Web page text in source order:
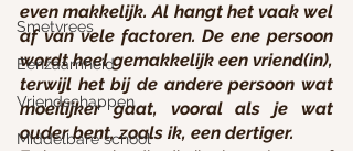
Smetvrees
Eenzaamheid
Vriendschappen
Middelbare school
even makkelijk. Al hangt het vaak wel
af van vele factoren. De ene persoon
wordt heel gemakkelijk een vriend(in),
terwijl het bij de andere persoon wat
moeilijker gaat, vooral als je wat
ouder bent, zoals ik, een dertiger.